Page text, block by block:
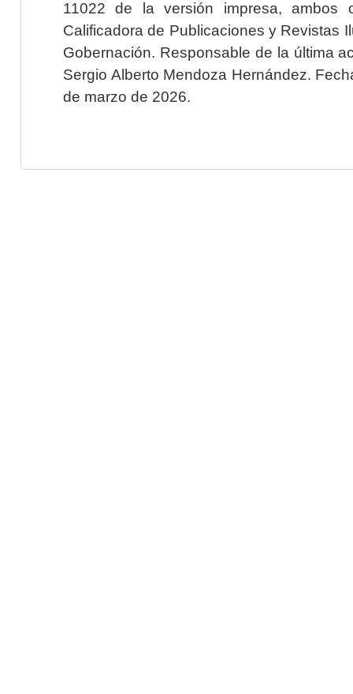
11022 de la versión impresa, ambos
Calificadora de Publicaciones y Revistas
Gobernación. Responsable de la última
Sergio Alberto Mendoza Hernández.
de marzo de 2026.